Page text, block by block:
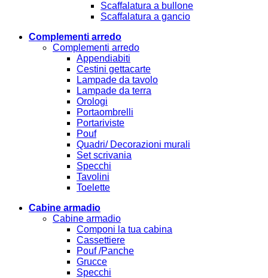
Scaffalatura a bullone
Scaffalatura a gancio
Complementi arredo
Complementi arredo
Appendiabiti
Cestini gettacarte
Lampade da tavolo
Lampade da terra
Orologi
Portaombrelli
Portariviste
Pouf
Quadri/ Decorazioni murali
Set scrivania
Specchi
Tavolini
Toelette
Cabine armadio
Cabine armadio
Componi la tua cabina
Cassettiere
Pouf /Panche
Grucce
Specchi